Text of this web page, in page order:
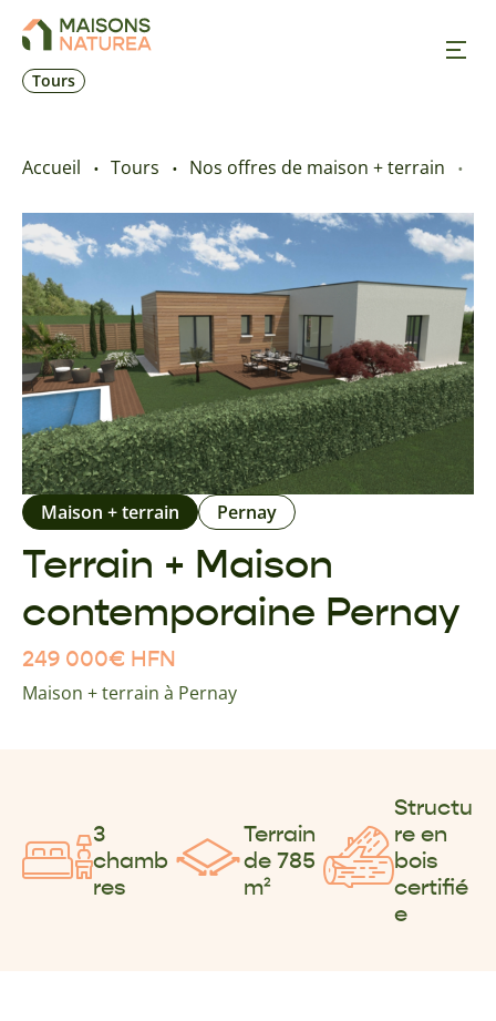
Tours
Nos offres
Prendre RDV
+33 2 47 50 00 47
Accueil Tours Nos offres de maison + terrain
Terrain + Maison
contemporaine Pernay
Maison + terrain Pernay
249 000€ HFN
Maison + terrain à Pernay
3
chamb
res
Terrain
de 785
m²
Structu
re en
bois
certifié
e